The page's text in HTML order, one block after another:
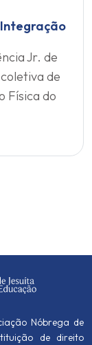
Jr. de
de
Física do
Nóbrega de
de direito